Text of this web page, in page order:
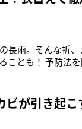
長雨。そんな折
ことも！ 予防法
、しっかり対策
が引き起こ